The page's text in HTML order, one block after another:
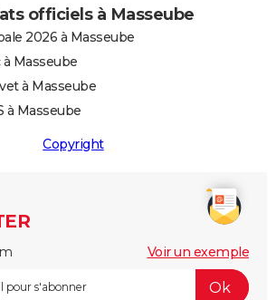
officiels à Masseube
2026 à Masseube
Masseube
à Masseube
à Masseube
Copyright
Voir un exemple